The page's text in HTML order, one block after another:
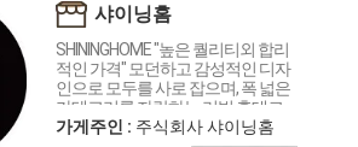
샤이닝홈
SHININGHOME "높은 퀄리티외 합리
적인 가격" 모던하고 감성적인 디자
인으로 모두를 사로 잡으며, 폭 넓은
카테고리를 자랑하는 리빙 홈데코
인테리어 샤이닝홈입니다.
가게주인 : 주식회사 샤이닝홈